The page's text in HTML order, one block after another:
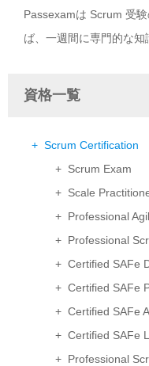
Passexamは Scrum 受
ば、一週間に専門的な知
資格一覧
+ Scrum Certification
+ Scrum Exam
+ Scale
+ Professional
+ Professional
+ Certified SAFe
+ Certified SAFe
+ Certified SAFe
+ Certified SAFe
+ Professional